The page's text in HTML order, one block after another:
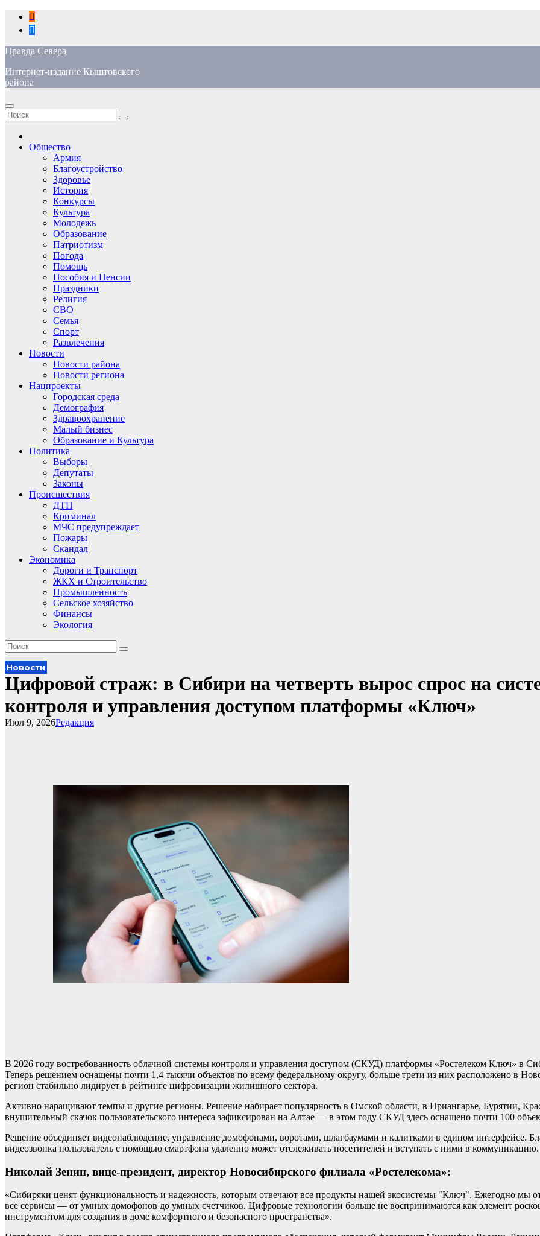
Перейти
содержимому
Правда Севера
Интернет-издание Кыштовского
района
Общество
Армия
Благоустройство
Здоровье
История
Конкурсы
Культура
Молодежь
Образование
Патриотизм
Погода
Помощь
Пособия и Пенсии
Праздники
Религия
СВО
Семья
Спорт
Развлечения
Новости
Новости района
Новости региона
Нацпроекты
Городская среда
Демография
Здравоохранение
Малый бизнес
Образование и Культура
Политика
Выборы
Депутаты
Законы
Происшествия
ДТП
Криминал
МЧС предупреждает
Пожары
Скандал
Экономика
Дороги и Транспорт
ЖКХ и Строительство
Промышленность
Сельское хозяйство
Финансы
Экология
Новости
Цифровой страж: в Сибири на четверть вырос спрос на
контроля и управления доступом платформы «Ключ»
Редакция
Июл 9, 2026
В 2026 году востребованность облачной системы контроля и управления доступом (СКУД) платформы «Ростелеком Ключ» в
Теперь решением оснащены почти 1,4 тысячи объектов по всему федеральному округу, больше трети из них расположено в
регион стабильно лидирует в рейтинге цифровизации жилищного сектора.
Активно наращивают темпы и другие регионы. Решение набирает популярность в Омской области, в Приангарье, Бурятии,
внушительный скачок пользовательского интереса зафиксирован на Алтае — в этом году СКУД здесь оснащено почти 100
Решение объединяет видеонаблюдение, управление домофонами, воротами, шлагбаумами и калитками в едином интерфейсе.
видеозвонка пользователь с помощью смартфона удаленно может отслеживать посетителей и вступать с ними в коммуникацию.
Николай Зенин, вице-президент, директор Новосибирского филиала «Ростелекома»:
«Сибиряки ценят функциональность и надежность, которым отвечают все продукты нашей экосистемы "Ключ". Ежегодно мы
все сервисы — от умных домофонов до умных счетчиков. Цифровые технологии больше не воспринимаются как элемент
инструментом для создания в доме комфортного и безопасного пространства».